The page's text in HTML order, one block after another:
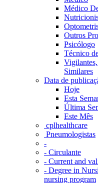
Médico
Outros
Psicólogo
Técnico
Similares
Data de
Hoje
Esta
Última
Este Mês
‎ cplhealthcare‬
Pneumologistas
-
- Circulante
- Current and
- Degree in
nursing program